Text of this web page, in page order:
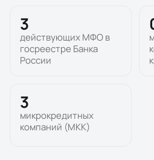
3
действующих МФО в
госреестре Банка
России
3
микрокредитных
компаний (МКК)